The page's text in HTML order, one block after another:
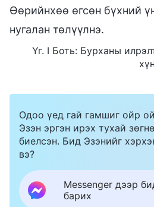
Өөрийнхөө өгсөн бүхний
нугалан төлүүлнэ.
Үг. I Боть: Бурханы
Одоо үед гай гамшиг ойр
Эзэн эргэн ирэх тухай
биелсэн. Бид Эзэнийг
вэ?
Messenger дээр
барих